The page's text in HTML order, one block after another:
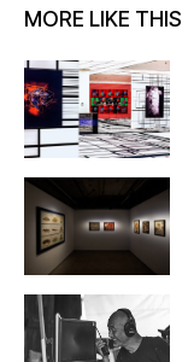
MORE LIKE THIS